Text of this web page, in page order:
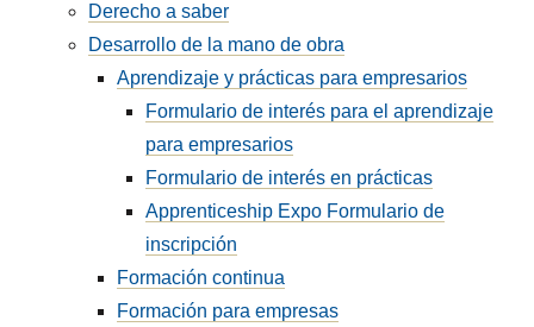
Derecho a saber
Desarrollo de la mano de obra
Aprendizaje y prácticas para empresarios
Formulario de interés para el aprendizaje
para empresarios
Formulario de interés en prácticas
Apprenticeship Expo Formulario de
inscripción
Formación continua
Formación para empresas